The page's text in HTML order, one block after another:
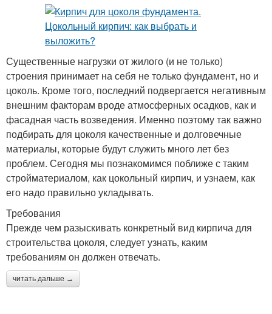
Существенные нагрузки от жилого (и не только)
строения принимает на себя не только фундамент, но и
цоколь. Кроме того, последний подвергается негативным
внешним факторам вроде атмосферных осадков, как и
фасадная часть возведения. Именно поэтому так важно
подбирать для цоколя качественные и долговечные
материалы, которые будут служить много лет без
проблем. Сегодня мы познакомимся поближе с таким
стройматериалом, как цокольный кирпич, и узнаем, как
его надо правильно укладывать.
Требования
Прежде чем разыскивать конкретный вид кирпича для
строительства цоколя, следует узнать, каким
требованиям он должен отвечать.
читать дальше →